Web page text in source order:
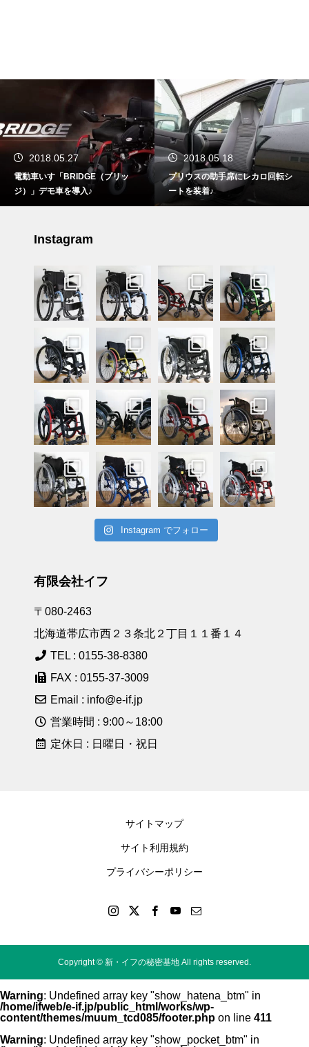
2018.05.18
プリウスの助手席にレカロ回転シ
ートを装着♪
2018.04.17
電動車椅子サッカー専用マシン
「ストライクフォース」道東初上
陸！
Instagram
Instagram でフォロー
有限会社イフ
〒080-2463
北海道帯広市西２３条北２丁目１１番１４
TEL : 0155-38-8380
FAX : 0155-37-3009
Email : info@e-if.jp
営業時間 : 9:00～18:00
定休日 : 日曜日・祝日
サイトマップ
サイト利用規約
プライバシーポリシー
Copyright © 新・イフの秘密基地 All rights reserved.
Warning: Undefined array key "show_hatena_btm" in
/home/ifweb/e-if.jp/public_html/works/wp-
content/themes/muum_tcd085/footer.php on line 411
Warning: Undefined array key "show_pocket_btm" in